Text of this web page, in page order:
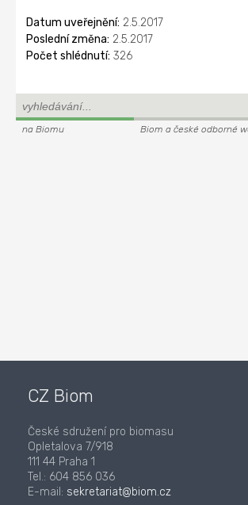
Datum uveřejnění: 2.5.2017
Poslední změna: 2.5.2017
Počet shlédnutí: 326
na Biomu Biom a české odborné
CZ Biom
České sdružení pro biomasu
Opletalova 7/918
111 44 Praha 1
Tel.: 604 856 036
E-mail: sekretariat@biom.cz